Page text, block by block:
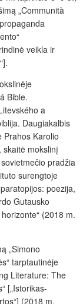
„Communità
veikla ir
Bible.
a
Daugiakalbis
Prahos Karolio
mokslinį
pradžia
surengtoje
poezija,
Gutausko
horizonte“ (2018 m.
„Simono
tarptautinėje
Literature: The
[„Istorikas-
(2018 m.